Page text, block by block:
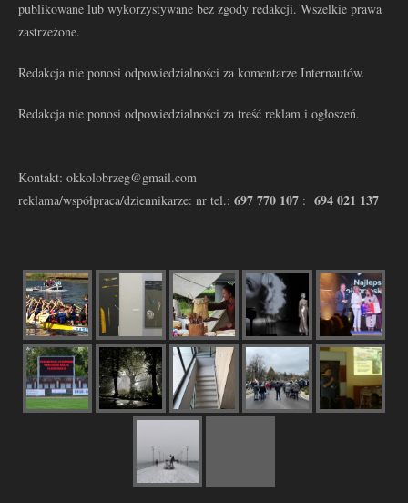
publikowane lub wykorzystywane bez zgody redakcji. Wszelkie prawa
zastrzeżone.
Redakcja nie ponosi odpowiedzialności za komentarze Internautów.
Redakcja nie ponosi odpowiedzialności za treść reklam i ogłoszeń.
Kontakt: okkolobrzeg@gmail.com
reklama/współpraca/dziennikarze: nr tel.: 697 770 107 : 694 021 137